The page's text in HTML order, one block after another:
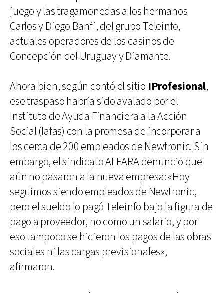
juego y las tragamonedas a los hermanos
Carlos y Diego Banfi, del grupo Teleinfo,
actuales operadores de los casinos de
Concepción del Uruguay y Diamante.
Ahora bien, según contó el sitio IProfesional,
ese traspaso habría sido avalado por el
Instituto de Ayuda Financiera a la Acción
Social (Iafas) con la promesa de incorporar a
los cerca de 200 empleados de Newtronic. Sin
embargo, el sindicato ALEARA denunció que
aún no pasaron a la nueva empresa: «Hoy
seguimos siendo empleados de Newtronic,
pero el sueldo lo pagó Teleinfo bajo la figura de
pago a proveedor, no como un salario, y por
eso tampoco se hicieron los pagos de las obras
sociales ni las cargas previsionales»,
afirmaron.